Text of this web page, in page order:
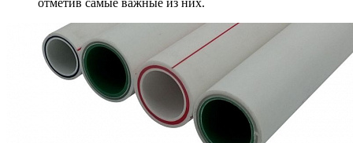
отметив самые важные из них.